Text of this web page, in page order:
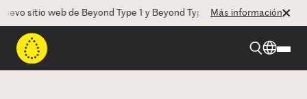
sitio web de Beyond Type 1 y Beyond Type 2! La CEO Deborah
Más información